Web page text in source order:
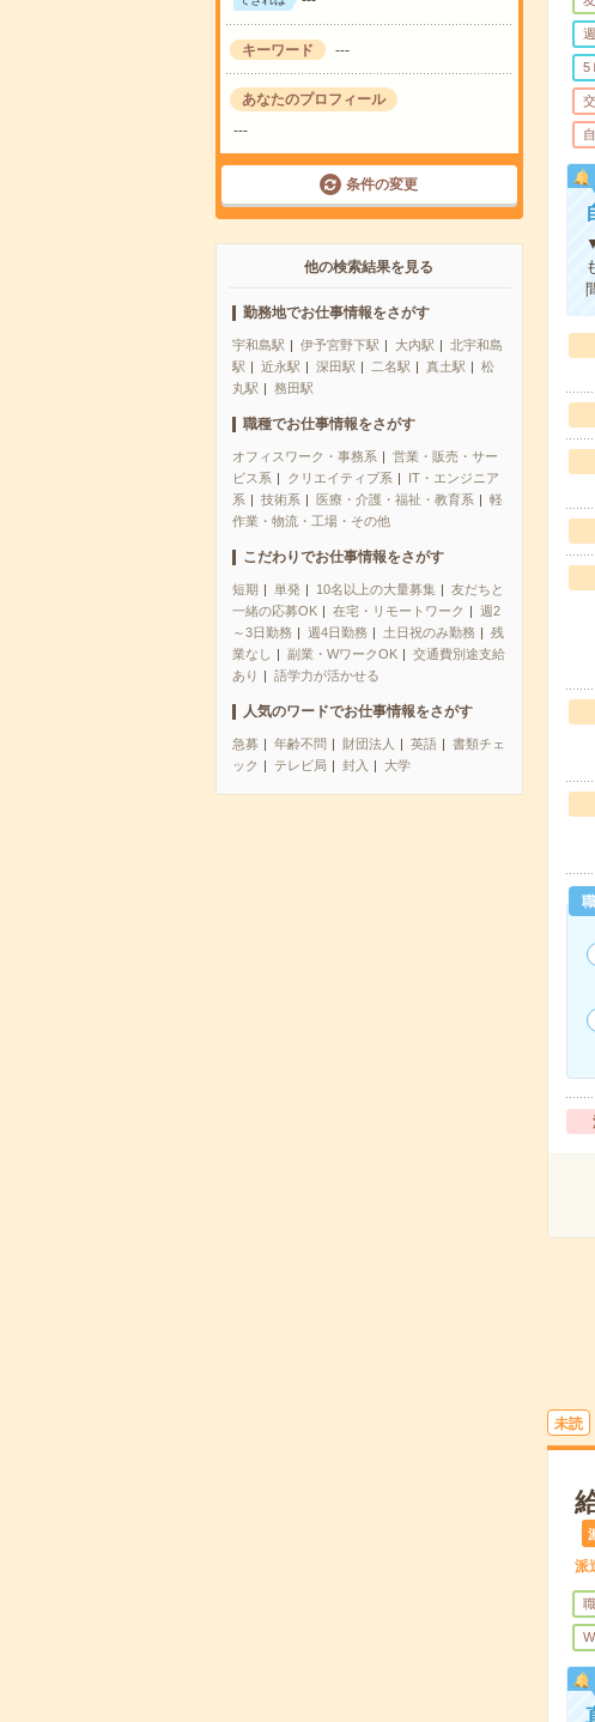
キーワード ---
あなたのプロフィール
---
条件の変更
他の検索結果を見る
勤務地でお仕事情報をさがす
宇和島駅 伊予宮野下駅 大内駅
北宇和島
駅
近永駅 深田駅 二名駅 真土駅
松
丸駅
務田駅
職種でお仕事情報をさがす
オフィスワーク・事務系
営業・販売・サー
ビス系
クリエイティブ系
IT・エンジニア
系
技術系 医療・介護・福祉・教育系
軽
作業・物流・工場・その他
こだわりでお仕事情報をさがす
短期 単発 10名以上の大量募集
友だちと
一緒の応募OK
在宅・リモートワーク
週2
～3日勤務
週4日勤務 土日祝のみ勤務
残
業なし
副業・WワークOK
交通費別途支給
あり
語学力が活かせる
人気のワードでお仕事情報をさがす
急募 年齢不問 財団法人 英語
書類チェ
ック
テレビ局 封入 大学
5
未読
派